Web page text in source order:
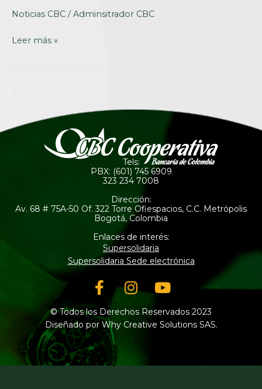
Noticias CBC /Adminsitrador CBC
Leer más »
Tels:
PBX: (601) 745 6909
323 234 7008
Dirección:
Av. 68 # 75A-50 Of. 322 Torre Ofiespacios, C.C. Metrópolis
Bogotá, Colombia
Enlaces de interés:
Supersolidaria
Supersolidaria Sede electrónica
Facebook-
f
Instagram
Youtube
© Todos los Derechos Reservados 2023
Diseñado por Why Creative Solutions SAS.